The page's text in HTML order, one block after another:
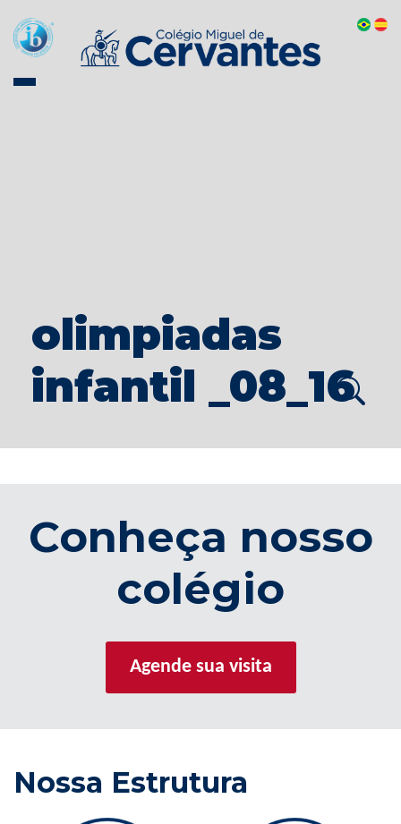
olimpiadas
infantil _08_16
Conheça nosso
colégio
Agende sua visita
Nossa Estrutura